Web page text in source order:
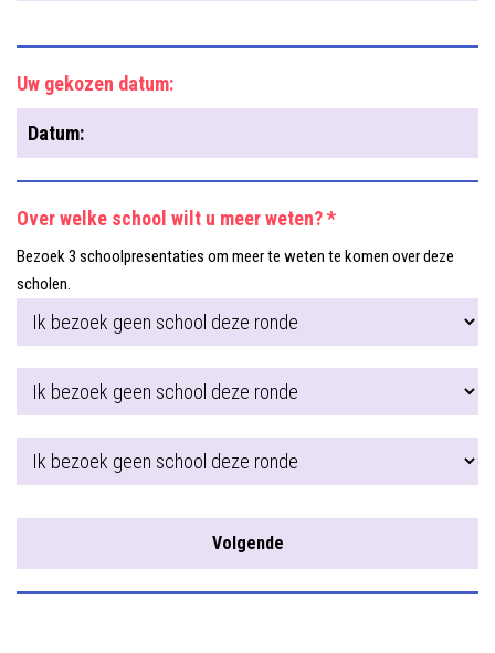
Uw gekozen datum:
Datum:
Over welke school wilt u meer weten? *
Bezoek 3 schoolpresentaties om meer te weten te komen over deze
scholen.